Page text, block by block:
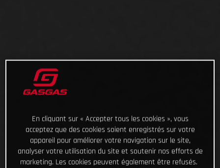
En cliquant sur « Accepter tous les cookies », vous
acceptez que des cookies soient enregistrés sur votre
appareil pour améliorer votre navigation sur le site,
analyser votre utilisation du site et soutenir nos efforts de
marketing. Les cookies peuvent également être refusés.